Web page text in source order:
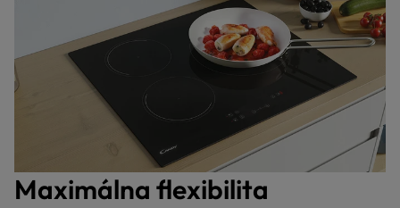
Maximálna flexibilita